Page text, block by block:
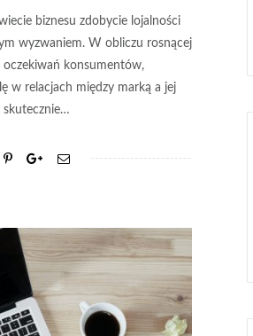
biznesu zdobycie lojalności
wyzwaniem. W obliczu rosnącej
oczekiwań konsumentów,
w relacjach między marką a jej
skutecznie…